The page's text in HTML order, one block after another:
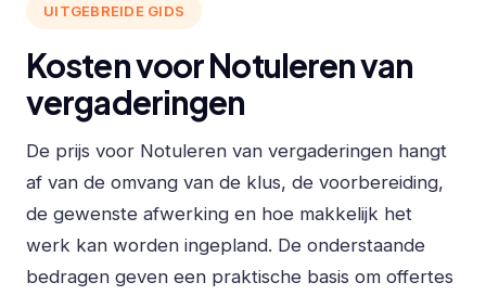
UITGEBREIDE GIDS
Kosten voor Notuleren van
vergaderingen
De prijs voor Notuleren van vergaderingen hangt
af van de omvang van de klus, de voorbereiding,
de gewenste afwerking en hoe makkelijk het
werk kan worden ingepland. De onderstaande
bedragen geven een praktische basis om offertes